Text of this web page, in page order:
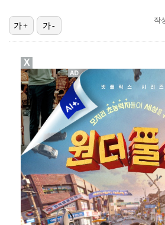
[ST포토] 박현경, 멀리가자
[ST포토] 박현경, 생각보다
[ST포토] 전예성, 벌써 덥네
작
가+ 가-
X